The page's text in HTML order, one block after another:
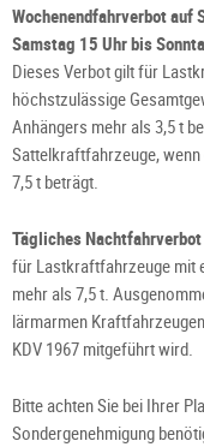
Wochenendfahrverbot auf
Samstag 15 Uhr bis
Dieses Verbot gilt für
höchstzulässige
Anhängers mehr als 3,5 t
Sattelkraftfahrzeuge,
7,5 t beträgt.
Tägliches
für Lastkraftfahrzeuge mit
mehr als 7,5 t.
lärmarmen
KDV 1967 mitgeführt wird.
Bitte achten Sie bei Ihrer
Sondergenehmigung